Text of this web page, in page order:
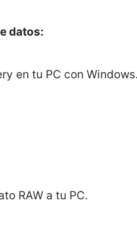
datos:
en tu PC con
RAW a tu PC.